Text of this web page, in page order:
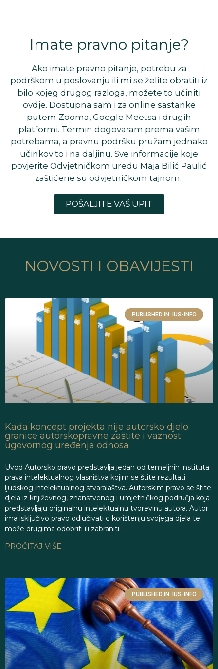
Imate pravno pitanje?
Ako imate pravno pitanje, potrebu za
podrškom u poslovanju ili mi se želite obratiti iz
bilo kojeg drugog razloga, možete to učiniti
ovdje. Dostupna sam i za online sastanke
putem Zooma, Google Meetsa i drugih
platformi. Termin dogovaram prema vašim
potrebama, a pravnu podršku pružam jednako
učinkovito i na daljinu. Sve informacije koje
povjerite Odvjetničkom uredu Maja Bilić Paulić
zaštićene su odvjetničkom tajnom.
POŠALJITE VAŠ UPIT
NOVOSTI I OBAVIJESTI
PUBLISHED IN: IUS-INFO
Kada koncept projekta nije autorsko djelo:
granice autorskopravne zaštite i važnost
ugovornog uređenja odnosa
Uvod Autorsko pravo predstavlja jedan od temeljnih instituta
prava intelektualnog vlasništva kojim se štite rezultati
ljudskog intelektualnog stvaralaštva. Autorskim pravo se štite
djela iz književnog, znanstvenog i umjetničkog područja koja
predstavljaju originalnu intelektualnu tvorevinu autora. Autor
ima isključivo pravo odlučivati o korištenju svojega djela te
može drugima odobriti ili zabraniti
PROČITAJ VIŠE
PUBLISHED IN: IUS-INFO